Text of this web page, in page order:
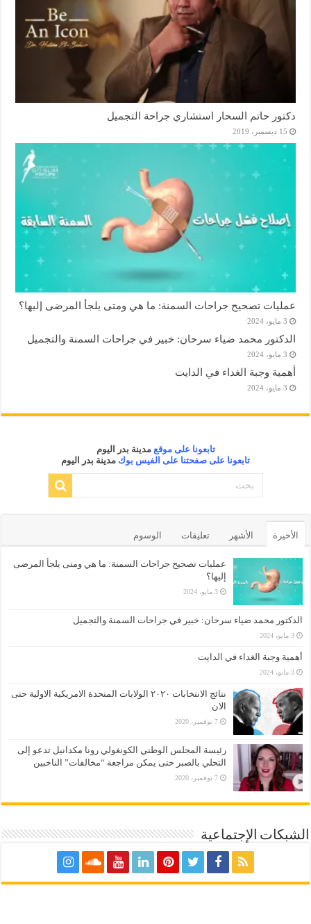
دكتور حاتم السحار استشاري جراحة التجميل
15 ديسمبر، 2019
عمليات تصحيح جراحات السمنة: ما هي ومتى يلجأ المرضى إليها؟
3 مايو، 2024
الدكتور محمد ضياء سرحان: خبير في جراحات السمنة والتجميل
3 مايو، 2024
أهمية وجبة الغداء في الدايت
3 مايو، 2024
تابعونا على موقع مدينة بدر اليوم
تابعونا على صفحتنا على الفيس بوك مدينة بدر اليوم
الأخيرة الأشهر تعليقات الوسوم
عمليات تصحيح جراحات السمنة: ما هي ومتى يلجأ المرضى
إليها؟
3 مايو، 2024
الدكتور محمد ضياء سرحان: خبير في جراحات السمنة والتجميل
3 مايو، 2024
أهمية وجبة الغداء في الدايت
3 مايو، 2024
نتائج الانتخابات ٢٠٢٠ الولايات المتحدة الامريكية الاولية حتى
الان
7 نوفمبر، 2020
رئيسة المجلس الوطني الكونغولي رونا مكدانيل تدعو إلى
التحلي بالصبر حتى يمكن مراجعة “مخالفات” الناخبين
7 نوفمبر، 2020
الشبكات الإجتماعية